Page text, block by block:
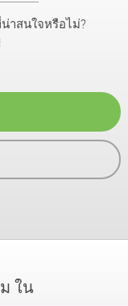
าสนใจหรือไม่?
ใน